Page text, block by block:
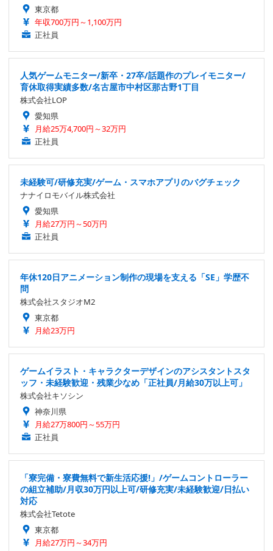
東京都
年収700万円～1,100万円
正社員
人気ゲームモニター/新卒・27卒/話題作のプレイモニター/
育休取得実績多数/名古屋市中村区那古野1丁目
株式会社LOP
愛知県
月給25万4,700円～32万円
正社員
未経験可/研修充実/ゲーム・スマホアプリのバグチェック
ナナイロモバイル株式会社
愛知県
月給27万円～50万円
正社員
年休120日アニメーション制作の現場を支える「SE」学歴不
問
株式会社スタジオM2
東京都
月給23万円
ゲームイラスト・キャラクターデザインのアシスタントスタ
ッフ・未経験歓迎・残業少なめ「正社員/月給30万以上可」
株式会社キソシン
神奈川県
月給27万800円～55万円
正社員
「寮完備・寮費無料で新生活応援!」/ゲームコントローラー
の組立補助/月収30万円以上可/研修充実/未経験歓迎/日払い
対応
株式会社Tetote
東京都
月給27万円～34万円